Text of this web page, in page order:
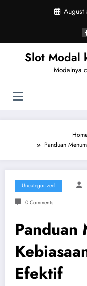
August
Slot Modal
Modalnya
Home
Panduan
Uncategorized
0 Comments
Panduan
Efektif